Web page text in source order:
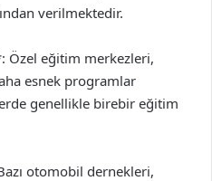
verilmektedir.
Özel eğitim merkezleri,
esnek programlar
genellikle birebir eğitim
otomobil dernekleri,